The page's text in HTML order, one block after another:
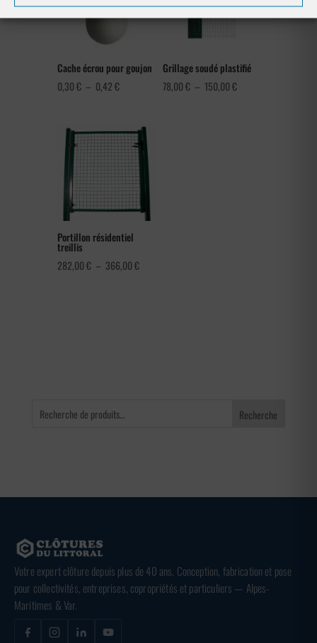
Cache écrou pour goujon
0,30€ – 0,42€Plage
0,30 €
Grillage soudé plastifié
78,00€ – 150,00€Plage
Portillon résidentiel
treillis
282,00€ – 366,00€Plage
Recherche
Votre expert clôture depuis plus de 40 ans. Conception, fabrication et pose
pour collectivités, entreprises, copropriétés et particuliers — Alpes-
Maritimes & Var.